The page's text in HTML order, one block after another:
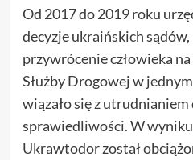
Od 2017 do 2019 roku
decyzje ukraińskich
przywrócenie człowieka
Służby Drogowej w
wiązało się z
sprawiedliwości. W wyniku
Ukrawtodor został